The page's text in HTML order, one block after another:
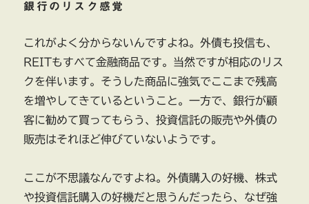
銀行のリスク感覚
これがよく分からないんですよね。外債も投信も、
REITもすべて金融商品です。当然ですが相応のリス
クを伴います。そうした商品に強気でここまで残高
を増やしてきているということ。一方で、銀行が顧
客に勧めて買ってもらう、投資信託の販売や外債の
販売はそれほど伸びていないようです。
ここが不思議なんですよね。外債購入の好機、株式
や投資信託購入の好機だと思うんだったら、なぜ強